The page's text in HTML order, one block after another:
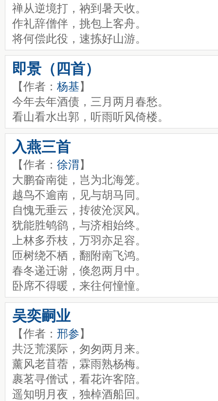
禅从逆境打，衲到暑天收。
作礼辞僧伴，挑包上客舟。
将何偿此役，速拣好山游。
即景（四首）
【作者： 杨基 】
今年去年酒债，三月两月春愁。
看山看水出郭，听雨听风倚楼。
入燕三首
【作者： 徐渭 】
大鹏奋南徙，岂为北海笼。
越鸟不逾南，见与胡马同。
自愧无垂云，抟彼沧溟风。
犹能胜鸲鹆，与济相始终。
上林多乔枝，万羽亦足容。
匝树绕不栖，翻附南飞鸿。
春冬递迁谢，倏忽两月中。
卧席不得暖，来往何憧憧。
吴奕嗣业
【作者： 邢参 】
共泛荒溪际，匆匆两月来。
薰风老苜蓿，霖雨熟杨梅。
裹茗寻僧试，看花许客陪。
遥知明月夜，独棹酒船回。